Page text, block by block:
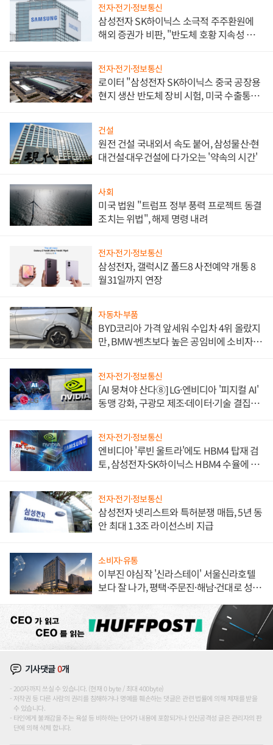
전자·전기·정보통신
삼성전자 SK하이닉스 소극적 주주환원에
해외 증권가 비판, "반도체 호황 지속성 의
전자·전기·정보통신
로이터 "삼성전자 SK하이닉스 중국 공장용
현지 생산 반도체 장비 시험, 미국 수출통제
건설
원전 건설 국내외서 속도 붙어, 삼성물산·현
대건설·대우건설에 다가오는 '약속의 시간'
사회
미국 법원 "트럼프 정부 풍력 프로젝트 동결
조치는 위법", 해제 명령 내려
전자·전기·정보통신
삼성전자, 갤럭시Z 폴드8 사전예약 개통 8
월31일까지 연장
자동차·부품
BYD코리아 가격 앞세워 수입차 4위 올랐지
만, BMW·벤츠보다 높은 공임비에 소비자
전자·전기·정보통신
[AI 뭉쳐야 산다⑧] LG·엔비디아 '피지컬 AI'
동맹 강화, 구광모 제조·데이터·기술 결집
전자·전기·정보통신
엔비디아 '루빈 울트라'에도 HBM4 탑재 검
토, 삼성전자·SK하이닉스 HBM4 수율에 주
전자·전기·정보통신
삼성전자 넷리스트와 특허분쟁 매듭, 5년 동
안 최대 1.3조 라이선스비 지급
소비자·유통
이부진 야심작 '신라스테이' 서울신라호텔
보다 잘 나가, 평택·주문진·해남·건대로 성
기사댓글0개
200자까지 쓰실 수 있습니다. (현재 0 byte / 최대 400byte)
저작권 등 다른 사람의 권리를 침해하거나 명예를 훼손하는 댓글은 관련 법률에 의해 제재를 받을
수 있습니다.
타인에게 불쾌감을 주는 욕설 등 비하하는 단어가 내용에 포함되거나 인신공격성 글은 관리자의 판
단에 의해 삭제 합니다.